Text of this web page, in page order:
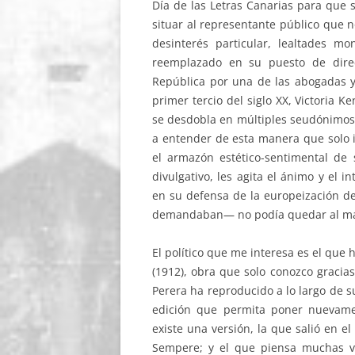
Día de las Letras Canarias para
situar al representante público que
desinterés particular, lealtades
reemplazado en su puesto de
República por una de las
primer tercio del siglo XX, Victoria
se desdobla en múltiples
a entender de esta manera que
el armazón estético-sentimental
divulgativo, les agita el ánimo y el
en su defensa de la europeización
demandaban— no podía quedar al
El político que me interesa es el
(1912), obra que solo conozco
Perera ha reproducido a lo largo de
edición que permita poner
existe una versión, la que salió en
Sempere; y el que piensa